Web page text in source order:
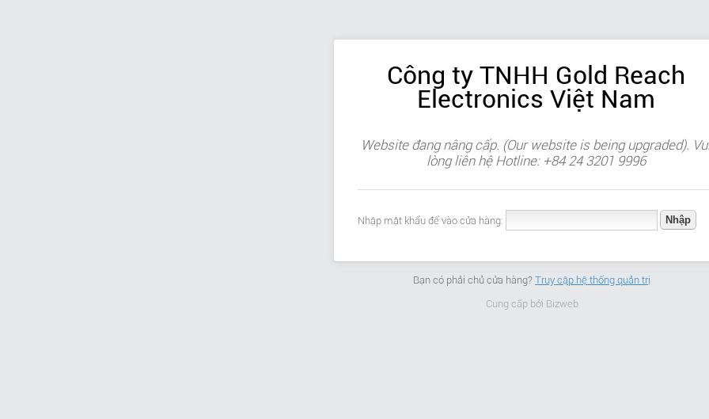
Công ty TNHH Gold Reach
Electronics Việt Nam
Website đang nâng cấp. (Our website is being upgraded).
lòng liên hệ Hotline: +84 24 3201 9996
Nhập mật khẩu để vào cửa hàng:
Bạn có phải chủ cửa hàng? Truy cập hệ thống quản trị
Cung cấp bởi Bizweb